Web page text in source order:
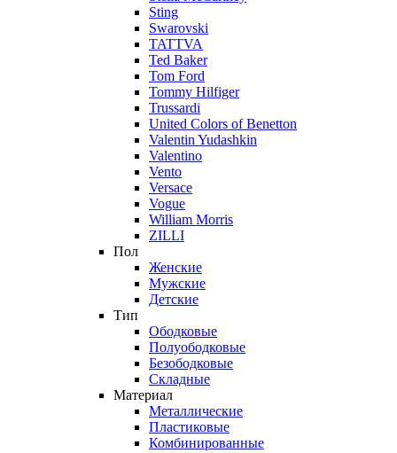
Sting
Swarovski
TATTVA
Ted Baker
Tom Ford
Tommy Hilfiger
Trussardi
United Colors of Benetton
Valentin Yudashkin
Valentino
Vento
Versace
Vogue
William Morris
ZILLI
Пол
Женские
Мужские
Детские
Тип
Ободковые
Полуободковые
Безободковые
Складные
Материал
Металлические
Пластиковые
Комбинированные